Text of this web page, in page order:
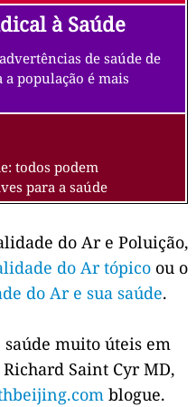
à Saúde
de saúde de
a população é mais
todos podem
para a saúde
do Ar e Poluição,
do Ar tópico ou o
do Ar e sua saúde.
muito úteis em
Saint Cyr MD,
blogue.